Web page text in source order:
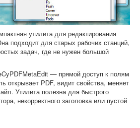
утилита для редактирования
подходит для старых рабочих станций,
задач, где не нужен большой
— прямой доступ к полям
открывает PDF, видит свойства, меняет
Утилита полезна для быстрого
некорректного заголовка или пустой